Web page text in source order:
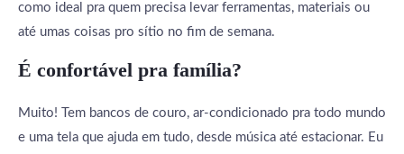
como ideal pra quem precisa levar ferramentas, materiais ou
até umas coisas pro sítio no fim de semana.
É confortável pra família?
Muito! Tem bancos de couro, ar-condicionado pra todo mundo
e uma tela que ajuda em tudo, desde música até estacionar. Eu